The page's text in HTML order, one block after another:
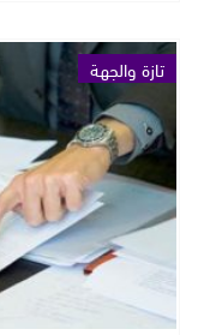
تازة والجهة